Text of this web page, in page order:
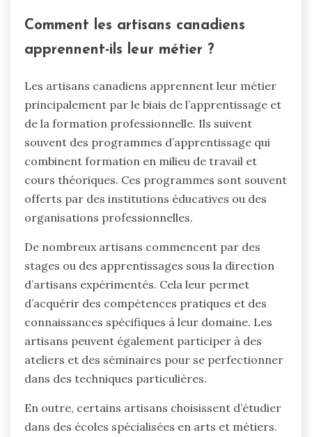
Comment les artisans canadiens
apprennent-ils leur métier ?
Les artisans canadiens apprennent leur métier
principalement par le biais de l’apprentissage et
de la formation professionnelle. Ils suivent
souvent des programmes d’apprentissage qui
combinent formation en milieu de travail et
cours théoriques. Ces programmes sont souvent
offerts par des institutions éducatives ou des
organisations professionnelles.
De nombreux artisans commencent par des
stages ou des apprentissages sous la direction
d’artisans expérimentés. Cela leur permet
d’acquérir des compétences pratiques et des
connaissances spécifiques à leur domaine. Les
artisans peuvent également participer à des
ateliers et des séminaires pour se perfectionner
dans des techniques particulières.
En outre, certains artisans choisissent d’étudier
dans des écoles spécialisées en arts et métiers.